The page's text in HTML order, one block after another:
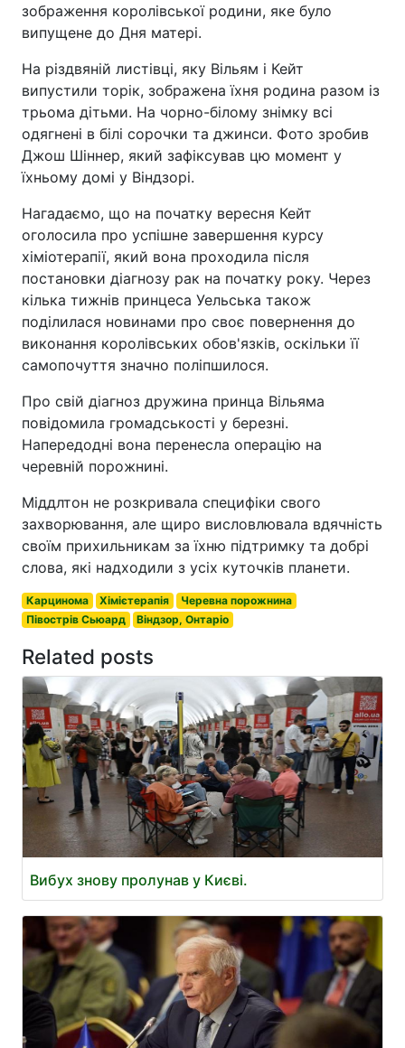
зображення королівської родини, яке було
випущене до Дня матері.
На різдвяній листівці, яку Вільям і Кейт
випустили торік, зображена їхня родина разом із
трьома дітьми. На чорно-білому знімку всі
одягнені в білі сорочки та джинси. Фото зробив
Джош Шіннер, який зафіксував цю момент у
їхньому домі у Віндзорі.
Нагадаємо, що на початку вересня Кейт
оголосила про успішне завершення курсу
хіміотерапії, який вона проходила після
постановки діагнозу рак на початку року. Через
кілька тижнів принцеса Уельська також
поділилася новинами про своє повернення до
виконання королівських обов'язків, оскільки її
самопочуття значно поліпшилося.
Про свій діагноз дружина принца Вільяма
повідомила громадськості у березні.
Напередодні вона перенесла операцію на
черевній порожнині.
Міддлтон не розкривала специфіки свого
захворювання, але щиро висловлювала вдячність
своїм прихильникам за їхню підтримку та добрі
слова, які надходили з усіх куточків планети.
Карцинома Хімієтерапія
Черевна порожнина
Півострів Сьюард
Віндзор, Онтаріо
Related posts
Вибух знову пролунав у Києві.